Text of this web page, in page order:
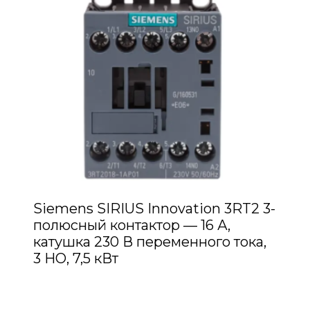
Siemens SIRIUS Innovation 3RT2 3-
полюсный контактор — 16 А,
катушка 230 В переменного тока,
3 НО, 7,5 кВт